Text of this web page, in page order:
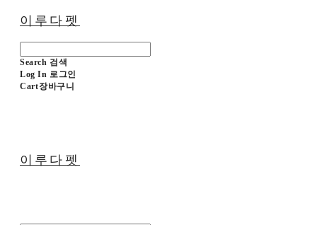
이루다펫
Search 검색
Log In 로그인
Cart장바구니
이루다펫